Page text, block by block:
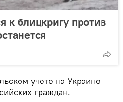
к блицкригу против
учете на Украине
граждан.